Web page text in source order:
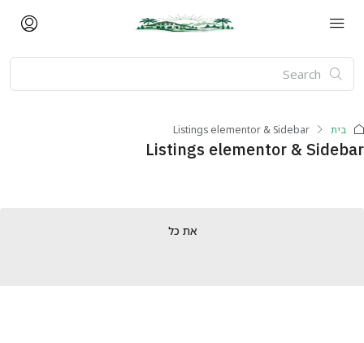
בית Listings elementor & Sidebar
Listings elementor &
את כל